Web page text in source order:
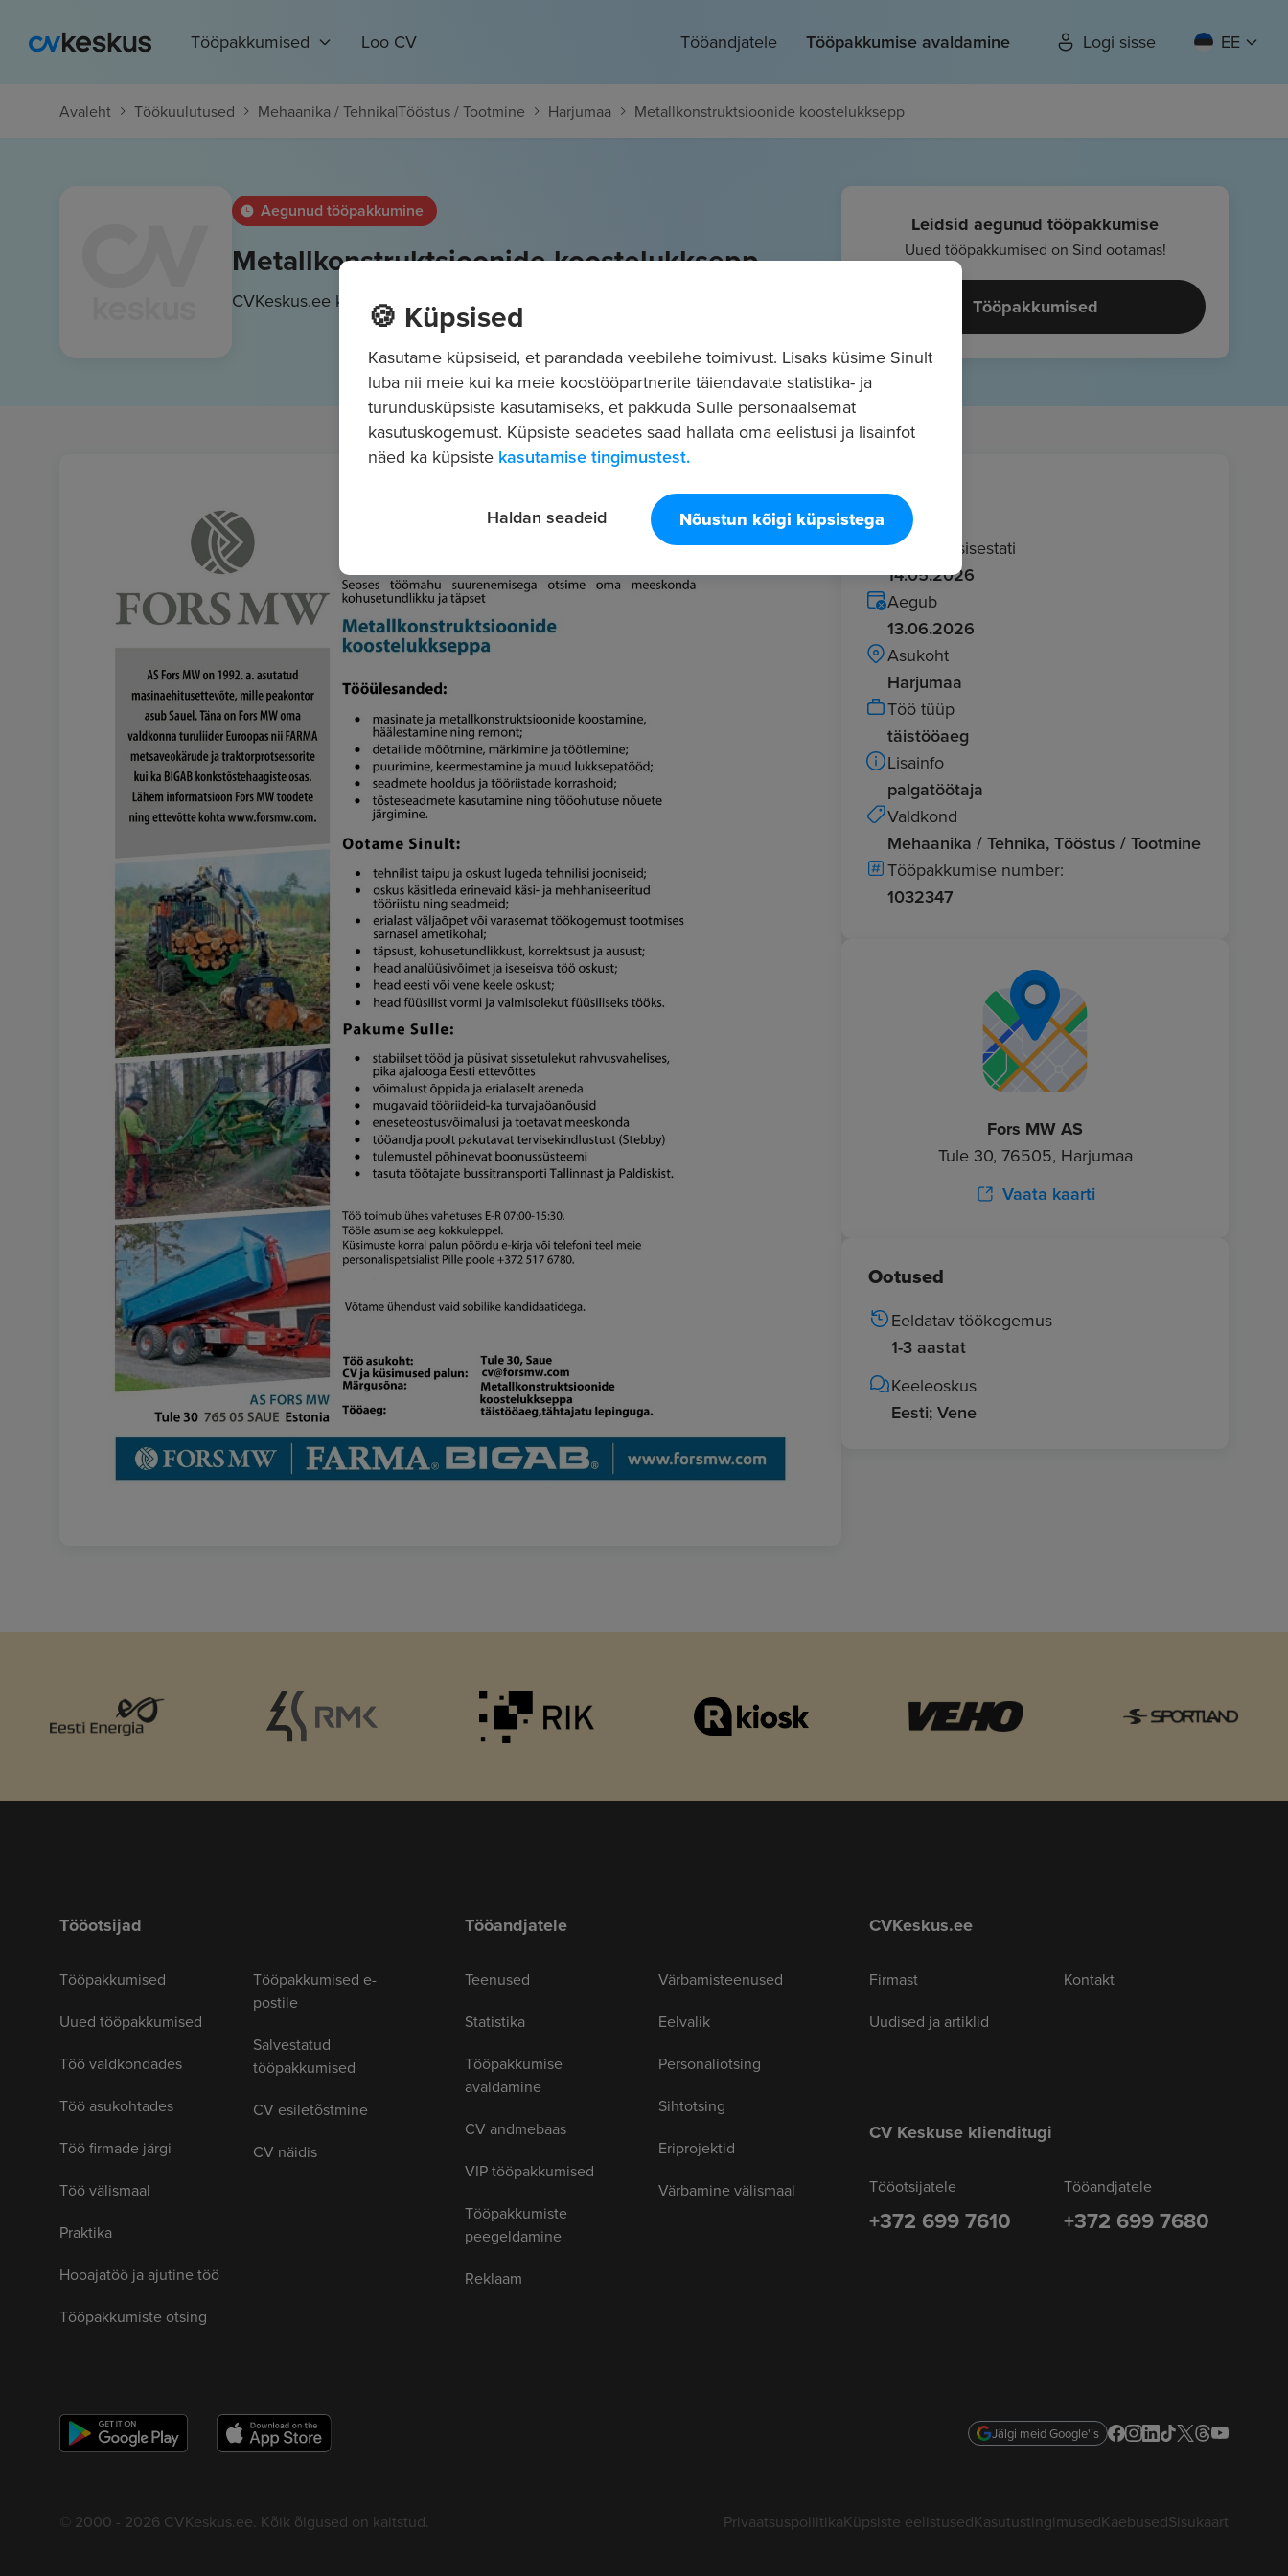
Tööpakkumised Loo CV Tööandjatele Tööpakkumise avaldamine Logi sisse EE
Avaleht Töökuulutused Mehaanika / Tehnika|Tööstus / Tootmine Harjumaa Metallkonstruktsioonide koostelukksepp
Aegunud tööpakkumine
Metallkonstruktsioonide koostelukksepp
CVKeskus.ee klient
Leidsid aegunud tööpakkumise
Uued tööpakkumised on Sind ootamas!
Tööpakkumised
Info
Kuulutus sisestati
14.05.2026
Aegub
13.06.2026
Asukoht
Harjumaa
Töö tüüp
täistööaeg
Lisainfo
palgatöötaja
Valdkond
Mehaanika / Tehnika, Tööstus / Tootmine
Tööpakkumise number:
1032347
Fors MW AS
Tule 30, 76505, Harjumaa
Vaata kaarti
Ootused
Eeldatav töökogemus
1-3 aastat
Keeleoskus
Eesti; Vene
Tööotsijad
Tööpakkumised
Uued tööpakkumised
Töö valdkondades
Töö asukohtades
Töö firmade järgi
Töö välismaal
Praktika
Hooajatöö ja ajutine töö
Tööpakkumiste otsing
Tööpakkumised e-
postile
Salvestatud
tööpakkumised
CV esiletõstmine
CV näidis
Tööandjatele
Teenused
Statistika
Tööpakkumise
avaldamine
CV andmebaas
VIP tööpakkumised
Tööpakkumiste
peegeldamine
Reklaam
Värbamisteenused
Eelvalik
Personaliotsing
Sihtotsing
Eriprojektid
Värbamine välismaal
CVKeskus.ee
Firmast
Uudised ja artiklid
Kontakt
CV Keskuse klienditugi
Tööotsijatele
+372 699 7610
Tööandjatele
+372 699 7680
Jälgi meid Google'is
© 2000 - 2026 CVKeskus.ee. Kõik õigused on kaitstud. PrivaatsuspoliitikaKüpsiste eelistusedKasutustingimusedKaebusedSisukaart
🍪 Küpsised
Kasutame küpsiseid, et parandada veebilehe toimivust. Lisaks küsime Sinult
luba nii meie kui ka meie koostööpartnerite täiendavate statistika- ja
turundusküpsiste kasutamiseks, et pakkuda Sulle personaalsemat
kasutuskogemust. Küpsiste seadetes saad hallata oma eelistusi ja lisainfot
näed ka küpsiste kasutamise tingimustest.
Nõustun kõigi küpsistega
Haldan seadeid